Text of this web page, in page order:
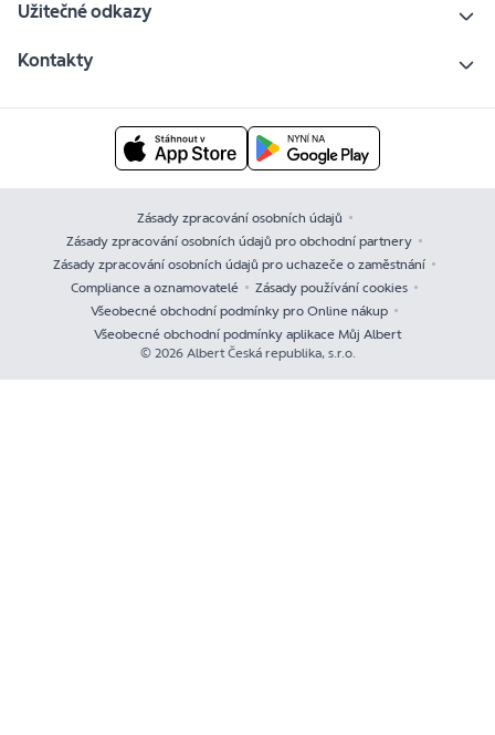
Užitečné odkazy
Kontakty
Zásady zpracování osobních údajů
Zásady zpracování osobních údajů pro obchodní partnery
Zásady zpracování osobních údajů pro uchazeče o zaměstnání
Compliance a oznamovatelé
Zásady používání cookies
Všeobecné obchodní podmínky pro Online nákup
Všeobecné obchodní podmínky aplikace Můj Albert
© 2026 Albert Česká republika, s.r.o.